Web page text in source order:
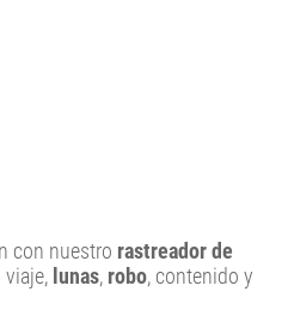
con nuestro rastreador de
viaje, lunas, robo, contenido y